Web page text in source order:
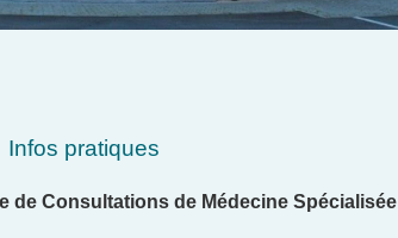
Infos pratiques
de Consultations de Médecine Spécialisée